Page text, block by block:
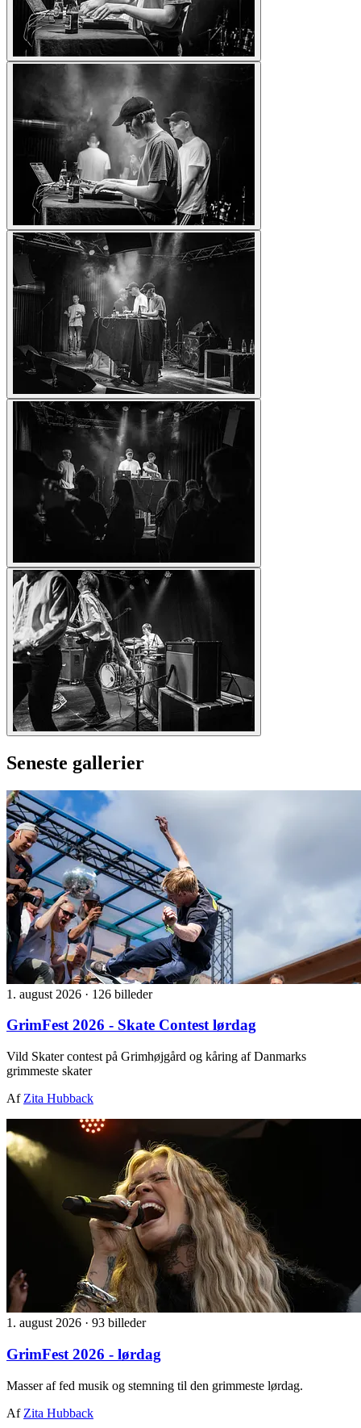
Seneste gallerier
1. august 2026 · 126 billeder
GrimFest 2026 - Skate Contest lørdag
Vild Skater contest på Grimhøjgård og kåring af Danmarks
grimmeste skater
Af Zita Hubback
1. august 2026 · 93 billeder
GrimFest 2026 - lørdag
Masser af fed musik og stemning til den grimmeste lørdag.
Af Zita Hubback